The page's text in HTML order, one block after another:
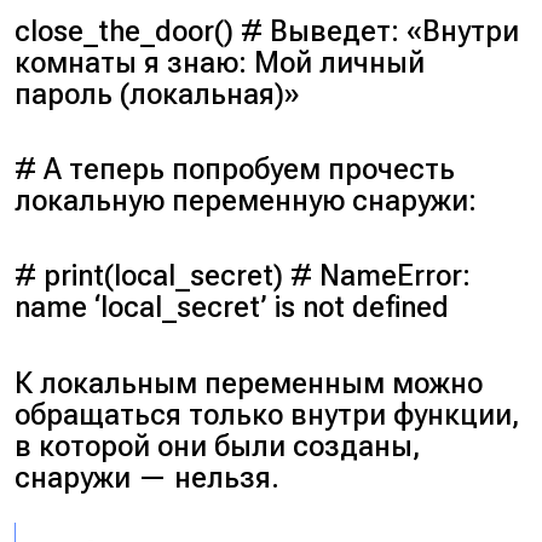
close_the_door() # Выведет: «Внутри
комнаты я знаю: Мой личный
пароль (локальная)»
# А теперь попробуем прочесть
локальную переменную снаружи:
# print(local_secret) # NameError:
name ‘local_secret’ is not defined
К локальным переменным можно
обращаться только внутри функции,
в которой они были созданы,
снаружи — нельзя.